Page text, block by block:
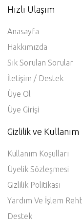
Hızlı Ulaşım
Anasayfa
Hakkımızda
Sık Sorulan Sorular
İletişim / Destek
Üye Ol
Üye Girişi
Gizlilik ve Kullanım
Kullanım Koşulları
Üyelik Sözleşmesi
Gizlilik Politikası
Yardım Ve İşlem
Destek